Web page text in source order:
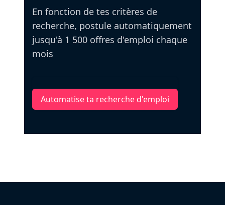
En fonction de tes critères de
recherche, postule automatiquement
jusqu'à 1 500 offres d'emploi chaque
mois
Automatise ta recherche d'emploi